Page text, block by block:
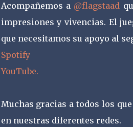
Acompañemos a @flagstaad
impresiones y vivencias. El
que necesitamos su apoyo al
Spotify
YouTube.
Muchas gracias a todos los
en nuestras diferentes redes.